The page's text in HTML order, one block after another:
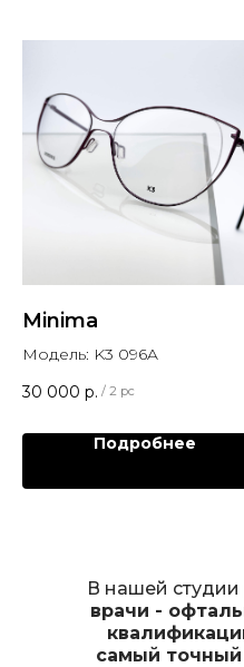
Minima
Модель: K3 096A
30 000 р. / 2 pc
Подробнее
В нашей
врачи -
самый